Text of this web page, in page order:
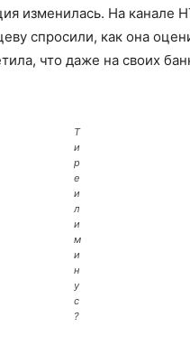
изменилась. На
спросили, как она
что даже на своих
Т
и
р
е
и
л
и
м
и
н
у
с
?